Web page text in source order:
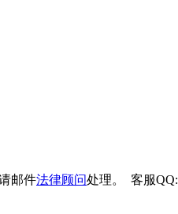
邮件法律顾问处理。 客服QQ: